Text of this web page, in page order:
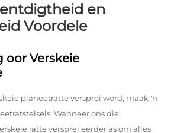
en
Voordele
oor Verskeie
planeetratte versprei word, maak 'n
Wanneer ons die
ratte versprei eerder as om alles